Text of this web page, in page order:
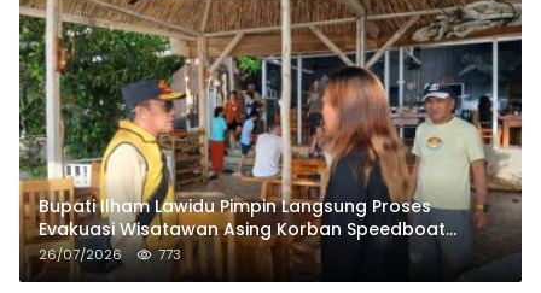
Bupati Ilham Lawidu Pimpin Langsung Proses
Evakuasi Wisatawan Asing Korban Speedboat
Tenggelam
26/07/2026 773